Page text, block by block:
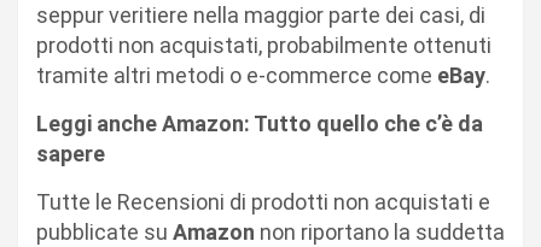
seppur veritiere nella maggior parte dei casi, di
prodotti non acquistati, probabilmente ottenuti
tramite altri metodi o e-commerce come eBay.
Leggi anche Amazon: Tutto quello che c’è da
sapere
Tutte le Recensioni di prodotti non acquistati e
pubblicate su Amazon non riportano la suddetta